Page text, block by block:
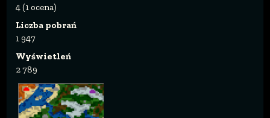
4 (1 ocena)
Liczba pobrań
1 947
Wyświetleń
2 789